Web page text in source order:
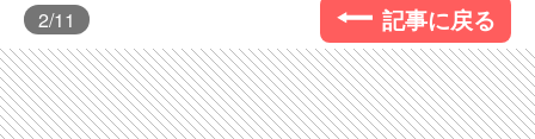
2/11 記事に戻る